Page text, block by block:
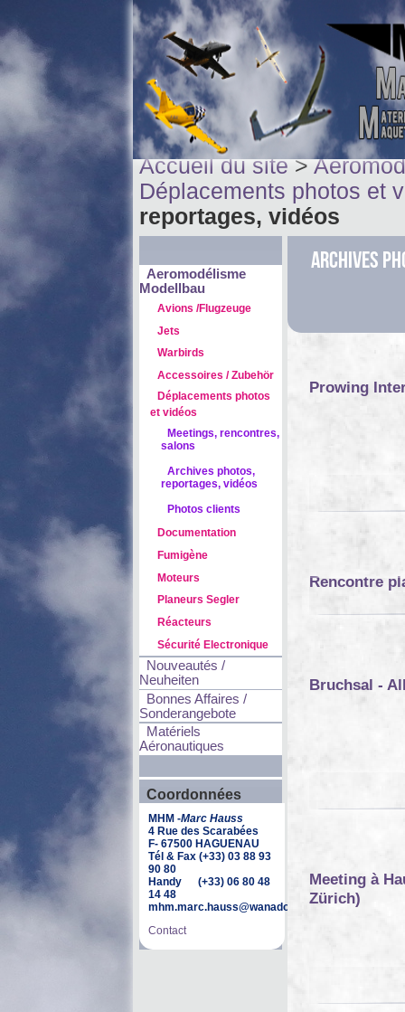
Accueil du site>
Déplacements photos et
reportages, vidéos
Aeromodélisme
Modellbau
Avions /Flugzeuge
Jets
Warbirds
Accessoires / Zubehör
Déplacements photos
et vidéos
Meetings, rencontres,
salons
Archives photos,
reportages, vidéos
Photos clients
Documentation
Fumigène
Moteurs
Planeurs Segler
Réacteurs
Sécurité Electronique
Nouveautés /
Neuheiten
Bonnes Affaires /
Sonderangebote
Matériels
Aéronautiques
Coordonnées
MHM -Marc Hauss
4 Rue des Scarabées
F- 67500 HAGUENAU
Tél & Fax (+33) 03 88 93
90 80
Handy (+33) 06 80 48
14 48
mhm.marc.hauss@wanadoo.fr
Contact
Archives
Prowing
Rencontre
Bruchsal -
Meeting à
Zürich)